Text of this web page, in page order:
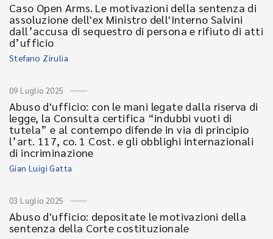
Caso Open Arms. Le motivazioni della sentenza di
assoluzione dell'ex Ministro dell'Interno Salvini
dall’accusa di sequestro di persona e rifiuto di atti
d’ufficio
Stefano Zirulia
09 Luglio 2025
Abuso d'ufficio: con le mani legate dalla riserva di
legge, la Consulta certifica “indubbi vuoti di
tutela” e al contempo difende in via di principio
l’art. 117, co. 1 Cost. e gli obblighi internazionali
di incriminazione
Gian Luigi Gatta
03 Luglio 2025
Abuso d'ufficio: depositate le motivazioni della
sentenza della Corte costituzionale